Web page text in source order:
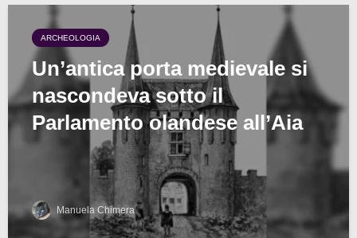
ARCHEOLOGIA
Un’antica porta medievale si
nascondeva sotto il
Parlamento olandese all’Aia
Manuela Chimera